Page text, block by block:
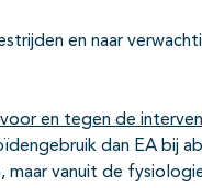
en naar
en tegen de
dan EA bij
vanuit de